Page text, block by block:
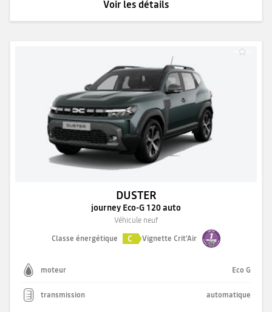
Voir les détails
DUSTER
journey Eco-G 120 auto
Véhicule neuf
Classe énergétique
C Vignette Crit'Air
moteur Eco G
transmission automatique